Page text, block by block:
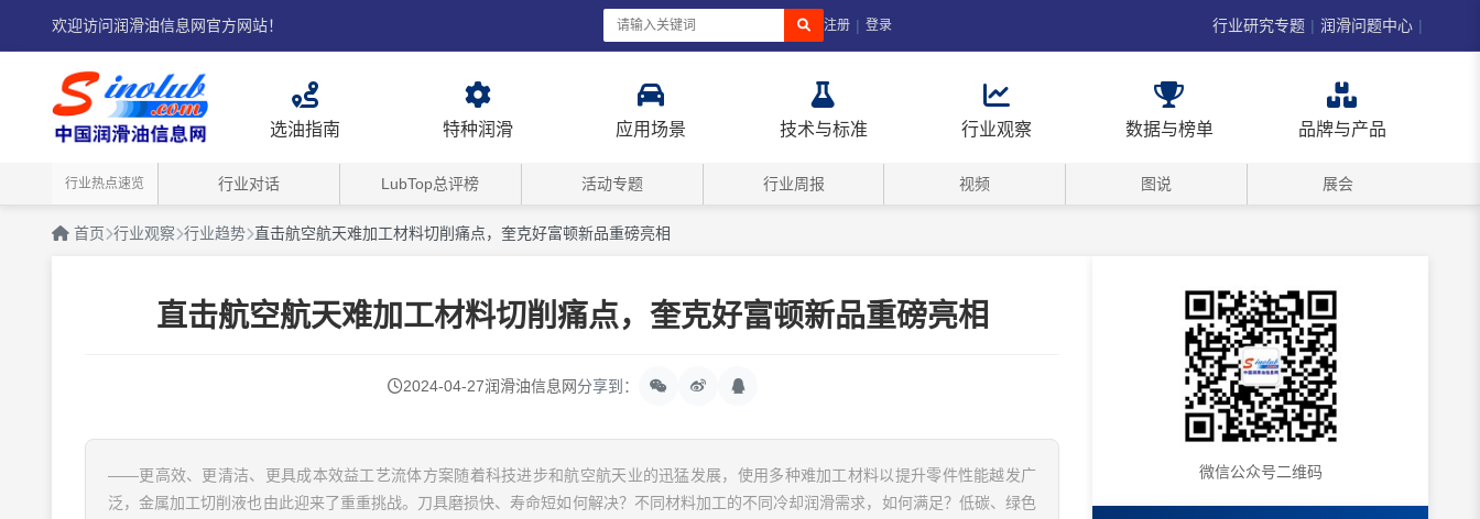
欢迎访问润滑油信息网官方网站！ 注册 | 登录 行业研究专题 | 润滑问题中心 |
选油指南 特种润滑 应用场景 技术与标准 行业观察 数据与榜单 品牌与产品
行业热点速览 行业对话 LubTop总评榜 活动专题 行业周报 视频 图说 展会
首页 行业观察 行业趋势 直击航空航天难加工材料切削痛点，奎克好富顿新品重磅亮相
直击航空航天难加工材料切削痛点，奎克好富顿新品重磅亮相
2024-04-27润滑油信息网分享到：
——更高效、更清洁、更具成本效益工艺流体方案随着科技进步和航空航天业的迅猛发展，使用多种难加工材料以提升零件性能越发广
泛，金属加工切削液也由此迎来了重重挑战。刀具磨损快、寿命短如何解决？不同材料加工的不同冷却润滑需求，如何满足？低碳、绿色
微信公众号二维码